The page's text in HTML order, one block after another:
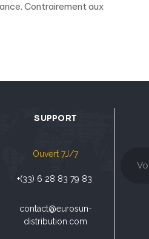
Contrairement aux
SUPPORT
Ouvert 7J/7
+(33) 6 28 83 79 83
contact@eurosun-
distribution.com